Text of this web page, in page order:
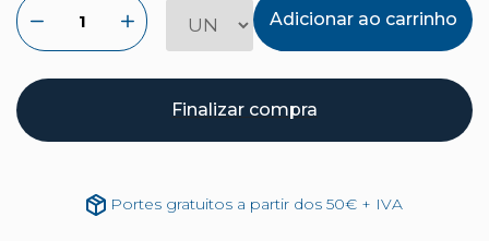
Adicionar ao carrinho
Finalizar compra
Portes gratuitos a partir dos 50€ + IVA